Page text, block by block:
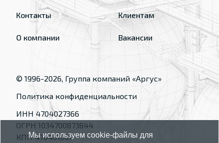
Контакты
О компании
Клиентам
Вакансии
© 1996-2026, Группа компаний «Аргус»
Политика конфиденциальности
ИНН 4704027366
ОГРН 1034700873844
КПП 470401001
Мы используем cookie-файлы для